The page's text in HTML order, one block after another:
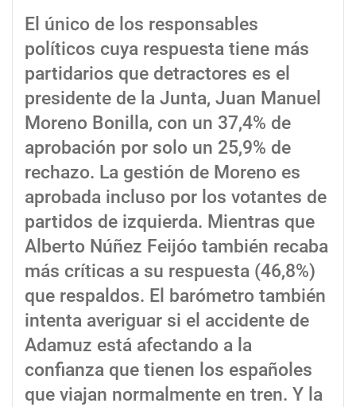
El único de los responsables
políticos cuya respuesta tiene más
partidarios que detractores es el
presidente de la Junta, Juan Manuel
Moreno Bonilla, con un 37,4% de
aprobación por solo un 25,9% de
rechazo. La gestión de Moreno es
aprobada incluso por los votantes de
partidos de izquierda. Mientras que
Alberto Núñez Feijóo también recaba
más críticas a su respuesta (46,8%)
que respaldos. El barómetro también
intenta averiguar si el accidente de
Adamuz está afectando a la
confianza que tienen los españoles
que viajan normalmente en tren. Y la